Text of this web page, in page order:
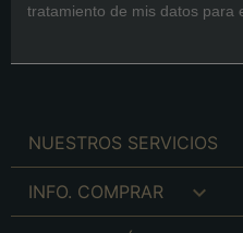
tratamiento de mis datos para
NUESTROS SERVICIOS
INFO. COMPRAR 